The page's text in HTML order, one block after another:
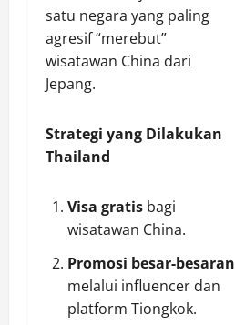
satu negara yang paling
agresif “merebut”
wisatawan China dari
Jepang.
Strategi yang Dilakukan
Thailand
Visa gratis bagi
wisatawan China.
Promosi besar-besaran
melalui influencer dan
platform Tiongkok.